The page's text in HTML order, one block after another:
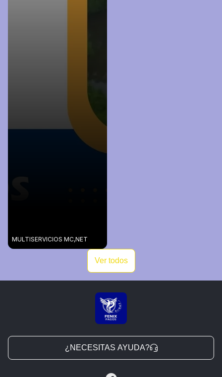
MULTISERVICIOS MC,NET
Ver todos
¿NECESITAS AYUDA?